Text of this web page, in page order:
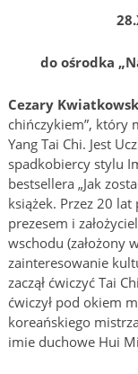
do ośrodka
Cezary
chińczykiem”, który
Yang Tai Chi. Jest
spadkobiercy stylu
bestsellera „Jak
książek. Przez 20
prezesem i
wschodu (założony
zainteresowanie
zaczął ćwiczyć Tai
ćwiczył pod okiem
koreańskiego
imie duchowe Hui